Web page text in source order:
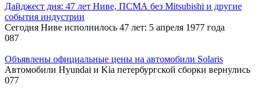
Дайджест дня: 47 лет Ниве, ПСМА без Mitsubishi и другие
события индустрии
Сегодня Ниве исполнилось 47 лет: 5 апреля 1977 года
087
Объявлены официальные цены на автомобили Solaris
Автомобили Hyundai и Kia петербургской сборки вернулись
077